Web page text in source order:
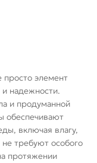
элемент
и надежности.
и продуманной
обеспечивают
включая влагу,
требуют особого
протяжении